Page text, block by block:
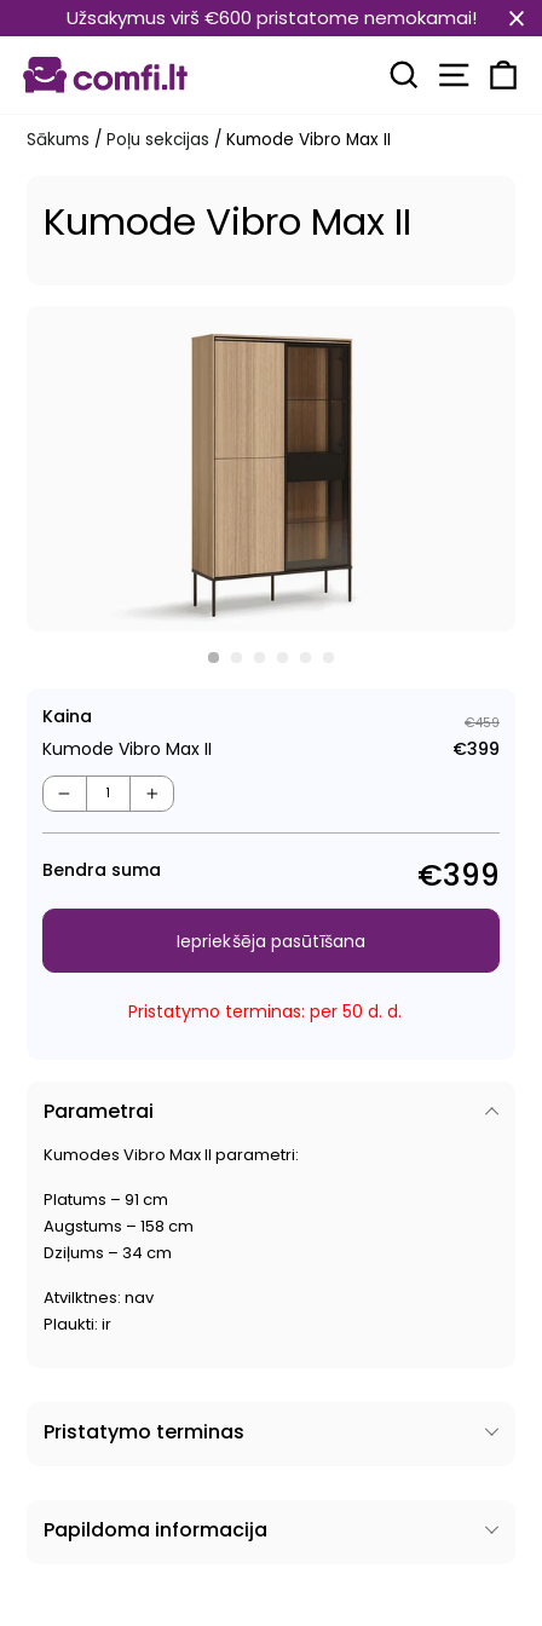
uz
saturu
Užsakymus virš €600 pristatome nemokamai!
Meklēt
Sākums / Poļu sekcijas / Kumode Vibro Max II
Kumode Vibro Max II
Kaina
Kumode Vibro Max II
€459
€399
− +
Bendra suma €399
Pristatymo terminas: per 50 d. d.
Iepriekšēja pasūtīšana
Parametrai
Kumodes Vibro Max II parametri:
Platums – 91 cm
Augstums – 158 cm
Dziļums – 34 cm
Atvilktnes: nav
Plaukti: ir
Pristatymo terminas
Papildoma informacija